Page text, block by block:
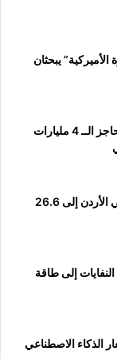
الأميركية” يبحثان
صادرات صناعة عمان تكسر حاجز الــ 4 مليارات
ارتفاع الاحتياطيات الأجنبية في الأردن إلى 26.6
إلى طاقة
الاصطناعي